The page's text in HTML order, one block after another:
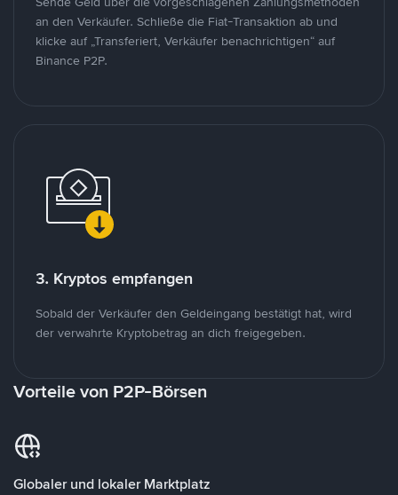
an den Verkäufer. Schließe die Fiat-Transaktion ab und
klicke auf „Transferiert, Verkäufer benachrichtigen“ auf
Binance P2P.
3. Kryptos empfangen
Sobald der Verkäufer den Geldeingang bestätigt hat, wird
der verwahrte Kryptobetrag an dich freigegeben.
Vorteile von P2P-Börsen
Globaler und lokaler Marktplatz